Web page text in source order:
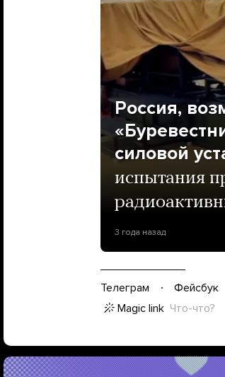
Россия,
силовой
испытания
3 года назад
Телеграм Фейсбук
Magic link Что-что?